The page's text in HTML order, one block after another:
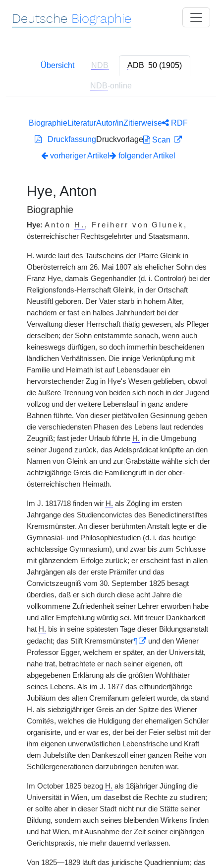
Deutsche Biographie
Übersicht NDB ADB 50 (1905)
NDB-online
BiographieLiteraturAutor/inZitierweise
RDF
DruckfassungDruckvorlage
Scan
vorheriger Artikel
folgender Artikel
Hye, Anton
Biographie
Hye: Anton H. , Freiherr von Glunek ,
österreichischer Rechtsgelehrter und Staatsmann.
H. wurde laut des Taufscheins der Pfarre Gleink in
Oberösterreich am 26. Mai 1807 als ehelicher Sohn des
Franz Hye, damals Gegenhandler (d. i. Controlor) bei der
Religionsfonds-Herrschaft Gleink, in der Ortschaft
Neustiftl geboren. Der Vater starb in hohem Alter,
nachdem er fast ein halbes Jahrhundert bei der
Verwaltung dieser Herrschaft thätig gewesen, als Pfleger
derselben; der Sohn entstammte sonach, wenn auch
keineswegs dürftigen, so doch immerhin bescheidenen
ländlichen Verhältnissen. Die innige Verknüpfung mit
Familie und Heimath ist auf Lebensdauer ein
hervorstechender Zug in Hye's Wesen geblieben, obwol
die äußere Trennung von beiden sich noch in der Jugend
vollzog und der weitere Lebenslauf in ganz andere
Bahnen führte. Von dieser pietätvollen Gesinnung geben
die verschiedensten Phasen des Lebens laut redendes
Zeugniß; fast jeder Urlaub führte H. in die Umgebung
seiner Jugend zurück, das Adelsprädicat knüpfte an den
Namen von Gleink an und zur Grabstätte wählte sich der
achtzigjährige Greis die Familiengruft in der ober-
österreichischen Heimath.
Im J. 1817/18 finden wir H. als Zögling im ersten
Jahrgange des Studienconvictes des Benedictinerstiftes
Kremsmünster. An dieser berühmten Anstalt legte er die
Gymnasial- und Philosophiestudien (d. i. das heutige
achtclassige Gymnasium), und zwar bis zum Schlusse
mit glänzendem Erfolge zurück; er erscheint fast in allen
Jahrgängen als der erste Prämifer und das
Convictszeugniß vom 30. September 1825 besagt
überdies, daß er sich durch diese acht Jahre die
vollkommene Zufriedenheit seiner Lehrer erworben habe
und aller Empfehlung würdig sei. Mit treuer Dankbarkeit
hat H. bis in seine spätesten Tage dieser Bildungsanstalt
gedacht; das Stift Kremsmünster¶
und den Wiener
Professor Egger, welchem er später, an der Universität,
nahe trat, betrachtete er nach seiner eigenen, oft
abgegebenen Erklärung als die größten Wohlthäter
seines Lebens. Als im J. 1877 das elfhundertjährige
Jubiläum des alten Cremifanum gefeiert wurde, da stand
H. als siebzigjähriger Greis an der Spitze des Wiener
Comités, welches die Huldigung der ehemaligen Schüler
organisirte, und er war es, der bei der Feier selbst mit der
ihm eigenen unverwüstlichen Lebensfrische und Kraft
dem Jubelstifte den Dankeszoll einer ganzen Reihe von
Schülergenerationen darzubringen berufen war.
Im October 1825 bezog H. als 18jähriger Jüngling die
Universität in Wien, um daselbst die Rechte zu studiren;
er sollte aber in dieser Stadt nicht nur die Stätte seiner
Bildung, sondern auch seines bleibenden Wirkens finden
und hat Wien, mit Ausnahme der Zeit seiner einjährigen
Gerichtspraxis, nie mehr dauernd verlassen.
Von 1825—1829 läuft das juridische Quadriennium; das